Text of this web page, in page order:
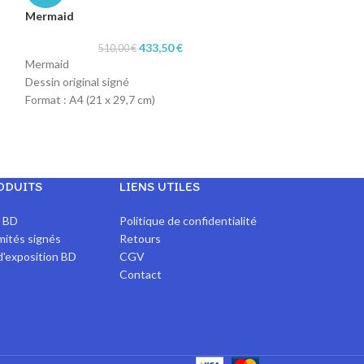
Mermaid
510,00€ 433,50€
Mermaid
Dessin original signé
Format : A4 (21 x 29,7 cm)
Papier : machine
signés
BD
LIENS UTILES
Politique de confidentialité
Retours
CGV
Contact